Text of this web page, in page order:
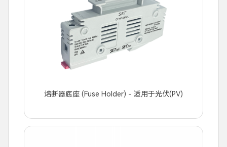
熔断器底座 (Fuse Holder) - 适用于光伏(PV)